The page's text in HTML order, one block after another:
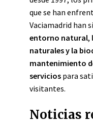
que se han
Vaciamadrid han
entorno natural,
naturales y la
mantenimiento
servicios para
visitantes.
Noticias